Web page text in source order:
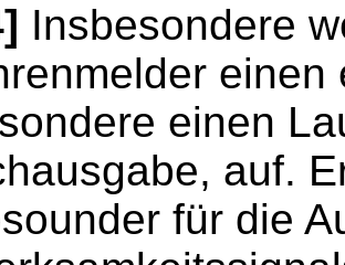
Insbesondere
einen
auf.
für die